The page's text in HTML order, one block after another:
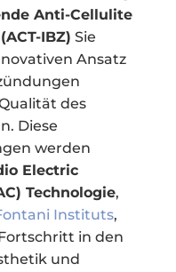
Anti-Cellulite
IBZ) Sie
Ansatz
des
Diese
werden
Electric
Technologie,
Instituts,
in den
und